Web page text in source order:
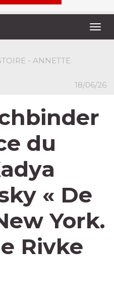
- ANNETTE
18/06/26
du
« De
York.
Rivke